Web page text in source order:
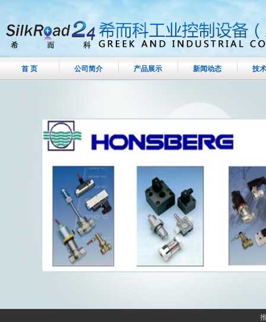
首 页 公司简介 产品展示 新闻动态 技